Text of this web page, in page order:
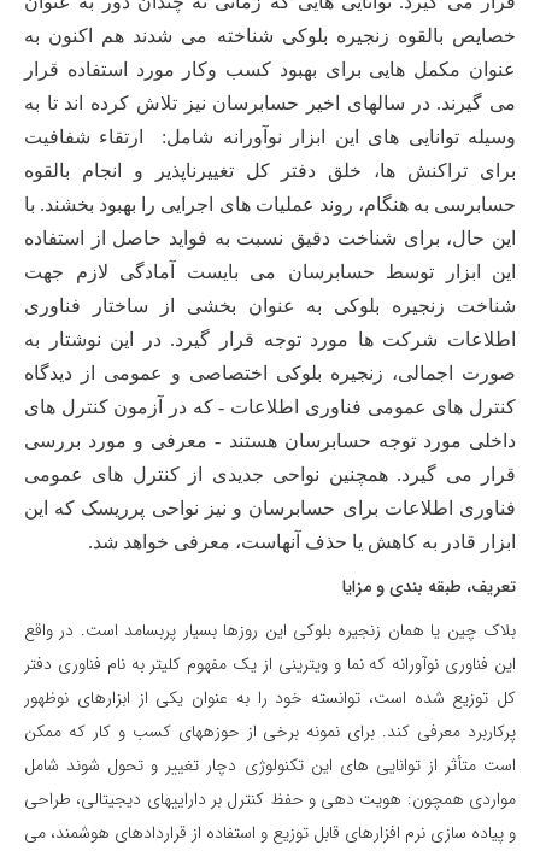
خصایص بالقوه زنجیره بلوکی شناخته می شدند هم اکنون به
عنوان مکمل هایی برای بهبود کسب وکار مورد استفاده قرار
می گیرند. در سالهای اخیر حسابرسان نیز تلاش کرده اند تا به
وسیله توانایی های این ابزار نوآورانه شامل:
ارتقاء شفافیت
برای تراکنش ها، خلق دفتر کل تغییرناپذیر و انجام بالقوه
حسابرسی به هنگام، روند عملیات های اجرایی را بهبود بخشند. با
این حال، برای شناخت دقیق نسبت به فواید حاصل از استفاده
این ابزار توسط حسابرسان می بایست آمادگی لازم جهت
شناخت زنجیره بلوکی به عنوان بخشی از ساختار فناوری
اطلاعات شرکت ها مورد توجه قرار گیرد. در این نوشتار به
صورت اجمالی، زنجیره بلوکی اختصاصی و عمومی از دیدگاه
کنترل های عمومی فناوری اطلاعات - که در آزمون کنترل های
داخلی مورد توجه حسابرسان هستند - معرفی و مورد بررسی
قرار می گیرد. همچنین نواحی جدیدی از کنترل های عمومی
فناوری اطلاعات برای حسابرسان و نیز نواحی پرریسک که این
ابزار قادر به کاهش یا حذف آنهاست، معرفی خواهد شد.
تعریف، طبقه بندی و مزایا
بلاک چین یا همان زنجیره بلوکی این روزها بسیار پربسامد است. در واقع
این فناوری نوآورانه که نما و ویترینی از یک مفهوم کلی­تر به نام فناوری دفتر
کل توزیع شده است، توانسته خود را به عنوان یکی از ابزارهای نوظهور
پرکاربرد معرفی کند. برای نمونه برخی از حوزه­های کسب و کار که ممکن
است متأثر از توانایی های این تکنولوژی دچار تغییر و تحول شوند شامل
مواردی همچون: هویت دهی و حفظ کنترل بر دارایی­های دیجیتالی، طراحی
و پیاده سازی نرم افزارهای قابل توزیع و استفاده از قراردادهای هوشمند، می